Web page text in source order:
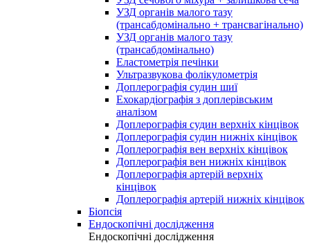
УЗД органів малого тазу
(трансабдомінально + трансвагінально)
УЗД органів малого тазу
(трансабдомінально)
Еластометрія печінки
Ультразвукова фолікулометрія
Доплерографія судин шиї
Ехокардіографія з доплерівським
аналізом
Доплерографія судин верхніх кінцівок
Доплерографія судин нижніх кінцівок
Доплерографія вен верхніх кінцівок
Доплерографія вен нижніх кінцівок
Доплерографія артерій верхніх
кінцівок
Доплерографія артерій нижніх кінцівок
Біопсія
Ендоскопічні дослідження
Ендоскопічні дослідження